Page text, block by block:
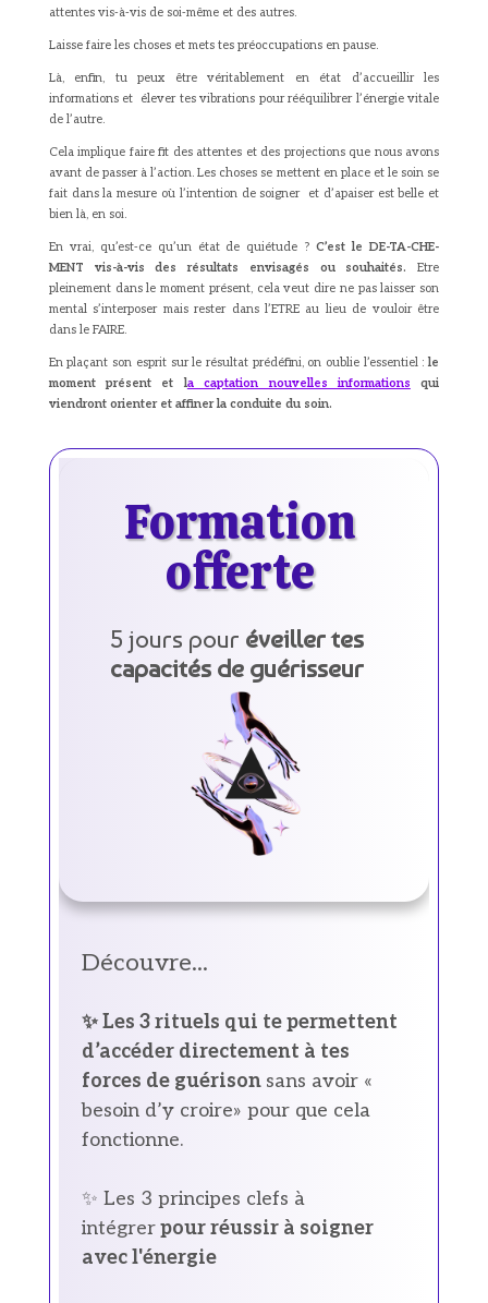
attentes vis-à-vis de soi-même et des autres.
Laisse faire les choses et mets tes préoccupations en pause.
Là, enfin, tu peux être véritablement en état d’accueillir les
informations et élever tes vibrations pour rééquilibrer l’énergie vitale
de l’autre.
Cela implique faire fit des attentes et des projections que nous avons
avant de passer à l’action. Les choses se mettent en place et le soin se
fait dans la mesure où l’intention de soigner et d’apaiser est belle et
bien là, en soi.
En vrai, qu’est-ce qu’un état de quiétude ?C’est le DE-TA-CHE-
MENT vis-à-vis des résultats envisagés ou souhaités.
Etre
pleinement dans le moment présent, cela veut dire ne pas laisser son
mental s’interposer mais rester dans l’ETRE au lieu de vouloir être
dans le FAIRE.
En plaçant son esprit sur le résultat prédéfini, on oublie l’essentiel : le
moment présent et la captation nouvelles informations qui
viendront orienter et affiner la conduite du soin.
Formation
offerte
5 jours pour éveiller tes
capacités de guérisseur
Découvre...
✨ Les 3 rituels qui te permettent
d’accéder directement à tes
forces de guérison sans avoir «
besoin d’y croire» pour que cela
fonctionne.
✨ Les 3 principes clefs à
intégrerpour réussir à soigner
avec l'énergie